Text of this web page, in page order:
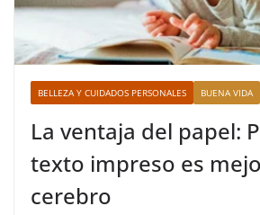
BELLEZA Y CUIDADOS PERSONALES BUENA VIDA
La ventaja del papel:
texto impreso es
cerebro